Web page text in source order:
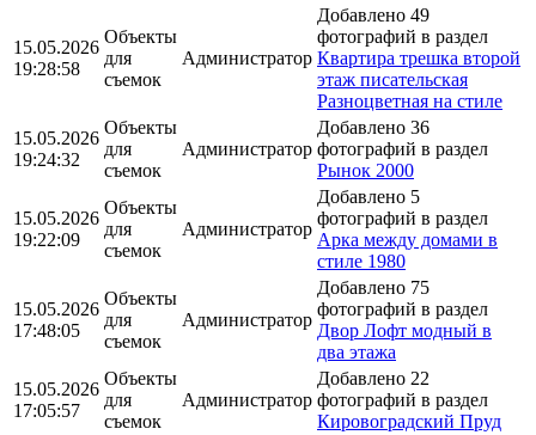
15.05.2026
19:28:58
Объекты
для
съемок
Администратор
Добавлено 49
фотографий в раздел
Квартира трешка второй
этаж писательская
Разноцветная на стиле
15.05.2026
19:24:32
Объекты
для
съемок
Администратор
Добавлено 36
фотографий в раздел
Рынок 2000
15.05.2026
19:22:09
Объекты
для
съемок
Администратор
Добавлено 5
фотографий в раздел
Арка между домами в
стиле 1980
15.05.2026
17:48:05
Объекты
для
съемок
Администратор
Добавлено 75
фотографий в раздел
Двор Лофт модный в
два этажа
15.05.2026
17:05:57
Объекты
для
съемок
Администратор
Добавлено 22
фотографий в раздел
Кировоградский Пруд